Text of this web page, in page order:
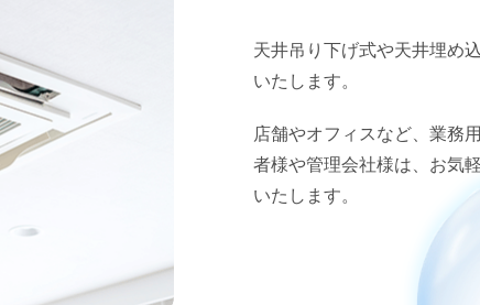
天井吊り下げ式や天井埋め
いたします。
店舗やオフィスなど、業務
者様や管理会社様は、お気
いたします。